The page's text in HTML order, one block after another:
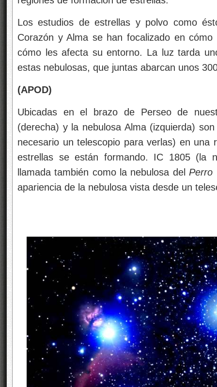
Los estudios de estrellas y polvo como
Corazón y Alma se han focalizado en
cómo les afecta su entorno. La luz tarda
estas nebulosas, que juntas abarcan unos
(APOD)
Ubicadas en el brazo de Perseo de
(derecha) y la nebulosa Alma (izquierda)
necesario un telescopio para verlas) en una
estrellas se están formando. IC 1805 (la
llamada también como la nebulosa del Perro
apariencia de la nebulosa vista desde un